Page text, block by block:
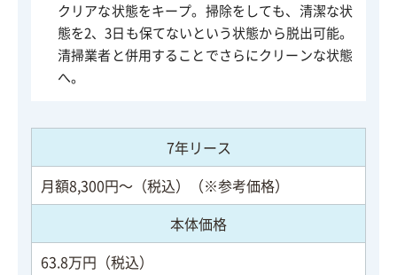
クリアな状態をキープ。掃除をしても、清潔な状
態を2、3日も保てないという状態から脱出可能。
清掃業者と併用することでさらにクリーンな状態
へ。
7年リース
月額8,300円～（税込）（※参考価格）
本体価格
63.8万円（税込）